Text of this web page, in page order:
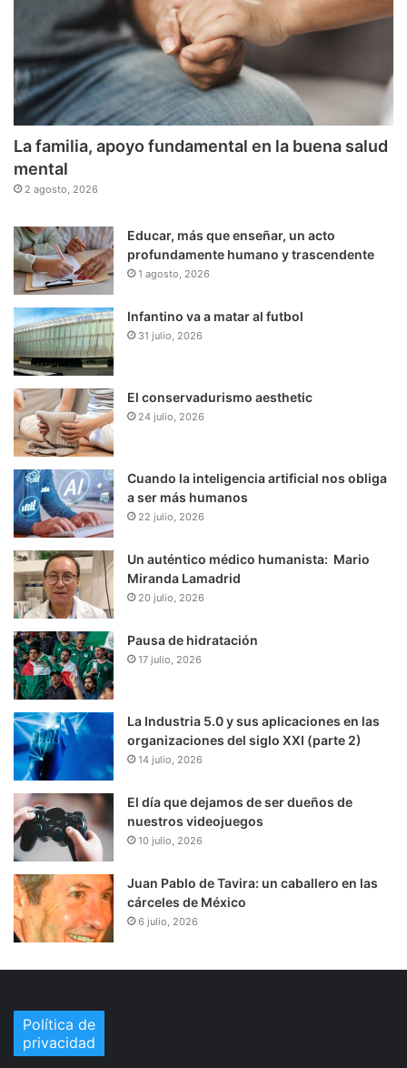
La familia, apoyo fundamental en la buena salud
mental
2 agosto, 2026
Educar, más que enseñar, un acto
profundamente humano y trascendente
1 agosto, 2026
Infantino va a matar al futbol
31 julio, 2026
El conservadurismo aesthetic
24 julio, 2026
Cuando la inteligencia artificial nos obliga
a ser más humanos
22 julio, 2026
Un auténtico médico humanista: Mario
Miranda Lamadrid
20 julio, 2026
Pausa de hidratación
17 julio, 2026
La Industria 5.0 y sus aplicaciones en las
organizaciones del siglo XXI (parte 2)
14 julio, 2026
El día que dejamos de ser dueños de
nuestros videojuegos
10 julio, 2026
Juan Pablo de Tavira: un caballero en las
cárceles de México
6 julio, 2026
Política de
privacidad